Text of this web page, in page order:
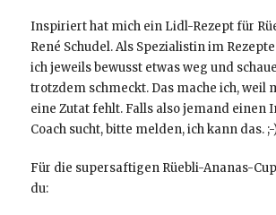
Inspiriert hat mich ein Lidl-Rezept für
René Schudel. Als Spezialistin im
ich jeweils bewusst etwas weg und
trotzdem schmeckt. Das mache ich, weil
eine Zutat fehlt. Falls also jemand einen
Coach sucht, bitte melden, ich kann das. ;-
Für die supersaftigen Rüebli-Ananas-
du: